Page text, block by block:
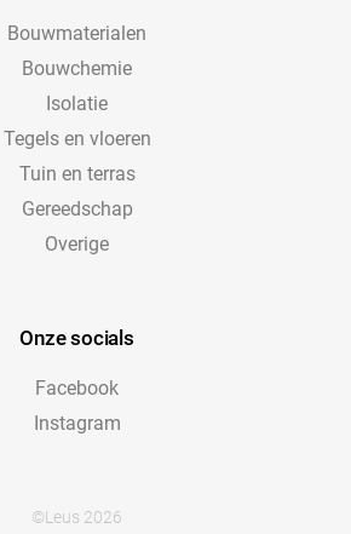
Bouwmaterialen
Bouwchemie
Isolatie
Tegels en vloeren
Tuin en terras
Gereedschap
Overige
Onze socials
Facebook
Instagram
©Leus 2026